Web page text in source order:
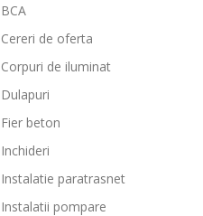
BCA
Cereri de oferta
Corpuri de iluminat
Dulapuri
Fier beton
Inchideri
Instalatie paratrasnet
Instalatii pompare